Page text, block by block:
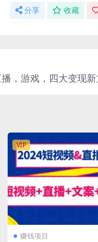
分享 收藏
，游戏，四大变现
VIP
赚钱项目